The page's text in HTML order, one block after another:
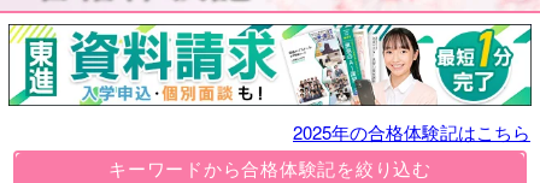
2025年の合格体験記はこちら
キーワードから合格体験記を絞り込む